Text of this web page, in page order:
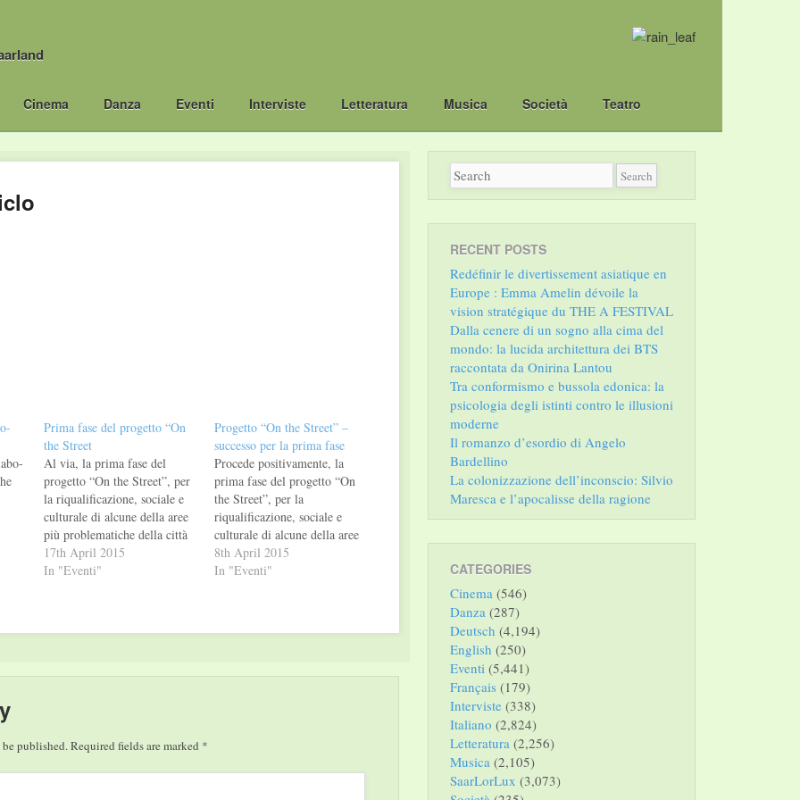
Cinema Danza Eventi Interviste Letteratura Musica Società Teatro
Prima fase del progetto “On
the Street
Al via, la prima fase del
progetto “On the Street”, per
la riqualificazione, sociale e
culturale di alcune della aree
più problematiche della città
di Catanzaro. Il progetto,
finanziato dalla presidenza del
17th April 2015
In "Eventi"
Progetto “On the Street” –
successo per la prima fase
Procede positivamente, la
prima fase del progetto “On
the Street”, per la
riqualificazione, sociale e
culturale di alcune della aree
più problematiche della città
di Catanzaro. La prima fase
interessate: i quartieri…
8th April 2015
In "Eventi"
published.Required fields are marked *
RECENT POSTS
Redéfinir le divertissement asiatique en
Europe : Emma Amelin dévoile la
vision stratégique du THE A FESTIVAL
Dalla cenere di un sogno alla cima del
mondo: la lucida architettura dei BTS
raccontata da Onirina Lantou
Tra conformismo e bussola edonica: la
psicologia degli istinti contro le illusioni
moderne
Il romanzo d’esordio di Angelo
Bardellino
La colonizzazione dell’inconscio: Silvio
Maresca e l’apocalisse della ragione
CATEGORIES
Cinema (546)
Danza (287)
Deutsch (4,194)
English (250)
Eventi (5,441)
Français (179)
Interviste (338)
Italiano (2,824)
Letteratura (2,256)
Musica (2,105)
SaarLorLux (3,073)